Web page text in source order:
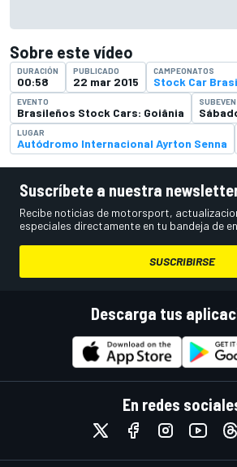
Sobre este vídeo
DURACIÓN
00:58
PUBLICADO
22 mar 2015
CAMPEONATOS
Stock Car
EVENTO
Brasileños Stock Cars: Goiânia
LUGAR
Autódromo Internacional Ayrton Senna
Suscríbete a nuestra
Recibe noticias de motorsport,
especiales directamente en tu bandeja de
SUSCRIBIRSE
Descarga tus
En redes